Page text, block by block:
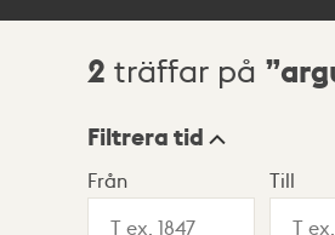
Sökresultat
2 träffar på
Visningsläge
Filtrera tid
Från Till